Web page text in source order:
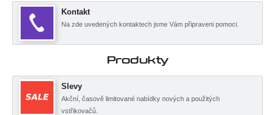
Kontakt
Na zde uvedených kontaktech jsme Vám připraveni pomoci.
Produkty
Slevy
Akční, časově limitované nabídky nových a použitých
vstřikovačů.